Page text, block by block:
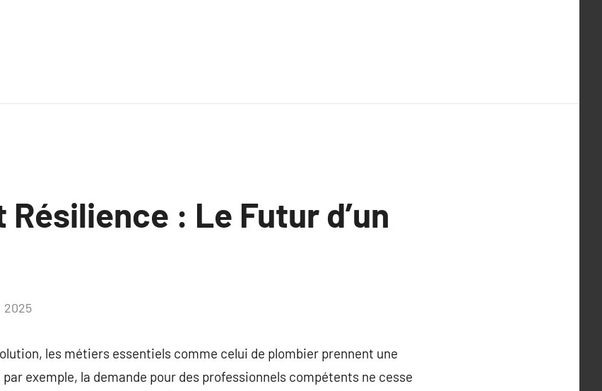
: Le Futur d’un
2025
les métiers essentiels comme celui de plombier prennent une
exemple, la demande pour des professionnels compétents ne cesse